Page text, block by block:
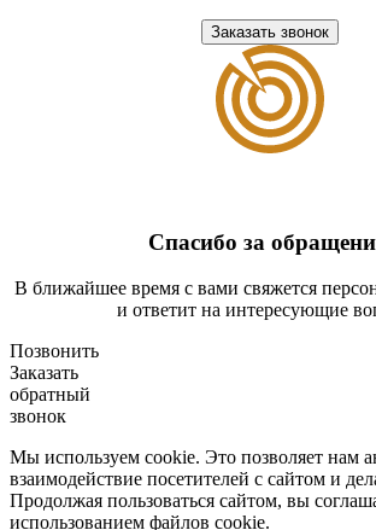
Заказать звонок
Спасибо за
В ближайшее время с вами свяжется
и ответит на интересующие
Позвонить
Заказать
обратный
звонок
Мы используем cookie. Это позволяет нам
взаимодействие посетителей с сайтом и
Продолжая пользоваться сайтом, вы
использованием файлов cookie.